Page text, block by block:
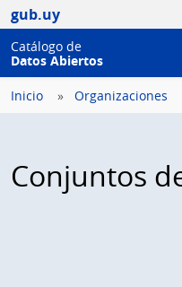
gub.uy
Catálogo de
Datos Abiertos
Inicio Organizaciones
Conjuntos